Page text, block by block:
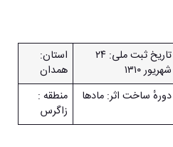
تاریخ ثبت ملی: ۲۴
شهریور ۱۳۱۰
استان:
همدان
دورهٔ ساخت اثر: مادها
منطقه :
زاگرس